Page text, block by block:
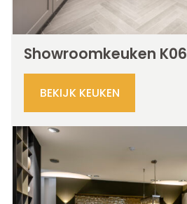
Showroomkeuken K06
BEKIJK KEUKEN